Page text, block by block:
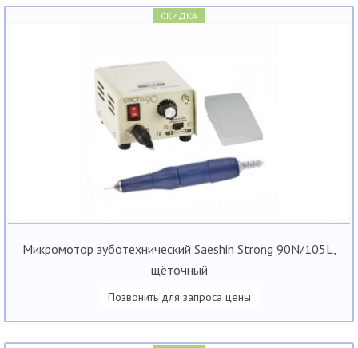
СКИДКА
Микромотор зуботехнический Saeshin Strong 90N/105L,
щёточный
Позвонить для запроса цены